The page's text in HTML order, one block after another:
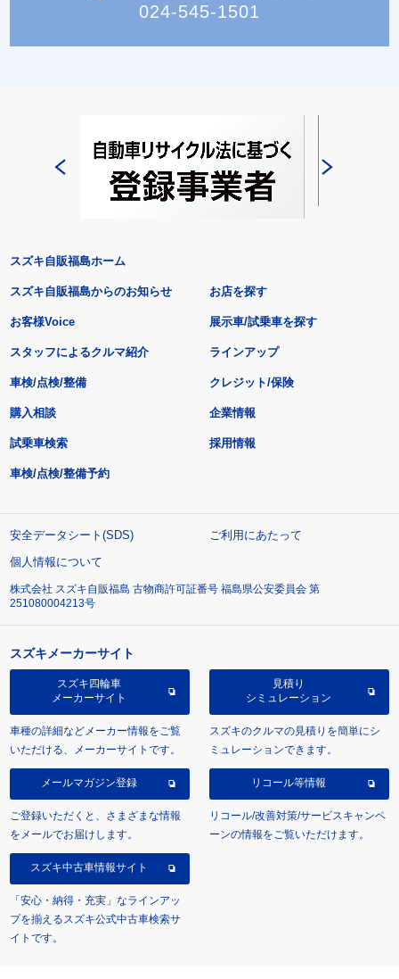
024-545-1501
スズキ自販福島ホーム
スズキ自販福島からのお知らせ
お客様Voice
スタッフによるクルマ紹介
お店を探す
展示車/試乗車を探す
ラインアップ
車検/点検/整備 クレジット/保険
購入相談
試乗車検索
車検/点検/整備予約
企業情報
採用情報
安全データシート(SDS)
ご利用にあたって
個人情報について
株式会社 スズキ自販福島 古物商許可証番号 福島県公安委員会 第
251080004213号
スズキメーカーサイト
スズキ四輪車
メーカーサイト
車種の詳細などメーカー情報をご覧
いただける、メーカーサイトです。
見積り
シミュレーション
スズキのクルマの見積りを簡単にシ
ミュレーションできます。
メールマガジン登録
ご登録いただくと、さまざまな情報
をメールでお届けします。
リコール等情報
リコール/改善対策/サービスキャンペ
ーンの情報をご覧いただけます。
スズキ中古車情報サイト
「安心・納得・充実」なラインアッ
プを揃えるスズキ公式中古車検索サ
イトです。